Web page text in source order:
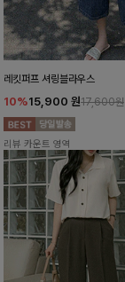
레킷퍼프 셔링블라우스
10%15,900 원17,600원
리뷰 카운트 영역